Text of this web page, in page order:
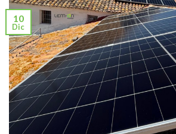
10
Dic